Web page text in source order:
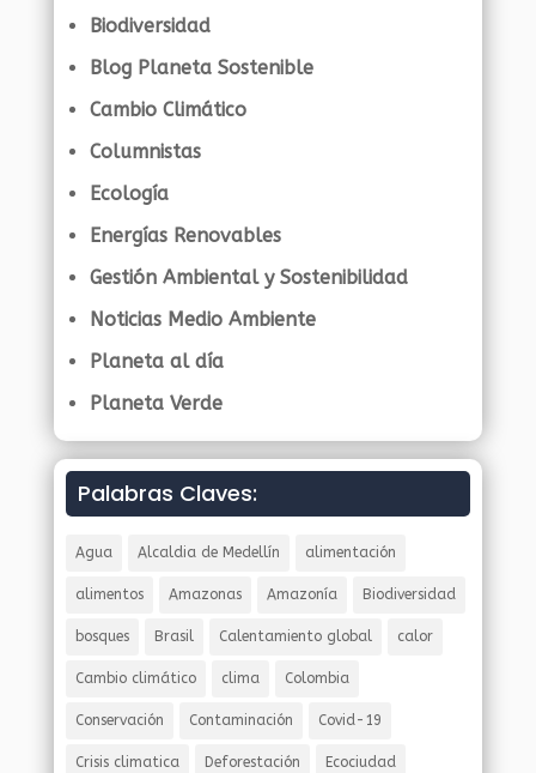
Biodiversidad
Blog Planeta Sostenible
Cambio Climático
Columnistas
Ecología
Energías Renovables
Gestión Ambiental y Sostenibilidad
Noticias Medio Ambiente
Planeta al día
Planeta Verde
Palabras Claves:
Agua Alcaldia de Medellín alimentación
alimentos Amazonas Amazonía Biodiversidad
bosques Brasil Calentamiento global calor
Cambio climático clima Colombia
Conservación Contaminación Covid-19
Crisis climatica Deforestación Ecociudad